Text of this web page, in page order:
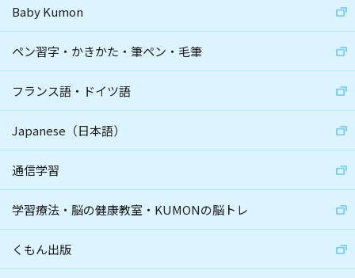
Baby Kumon
ペン習字・かきかた・筆ペン・毛筆
フランス語・ドイツ語
Japanese（日本語）
通信学習
学習療法・脳の健康教室・KUMONの脳トレ
くもん出版